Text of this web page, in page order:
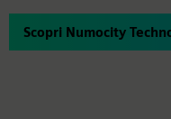
Scopri Numocity